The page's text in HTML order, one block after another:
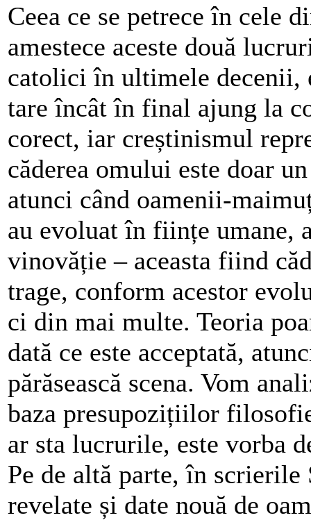
Ceea ce se petrece în cele
amestece aceste două
catolici în ultimele decenii,
tare încât în final ajung la
corect, iar creștinismul
căderea omului este doar
atunci când oamenii-
au evoluat în ființe umane,
vinovăție – aceasta fiind
trage, conform acestor
ci din mai multe. Teoria
dată ce este acceptată,
părăsească scena. Vom
baza presupozițiilor
ar sta lucrurile, este vorba
Pe de altă parte, în
revelate și date nouă de